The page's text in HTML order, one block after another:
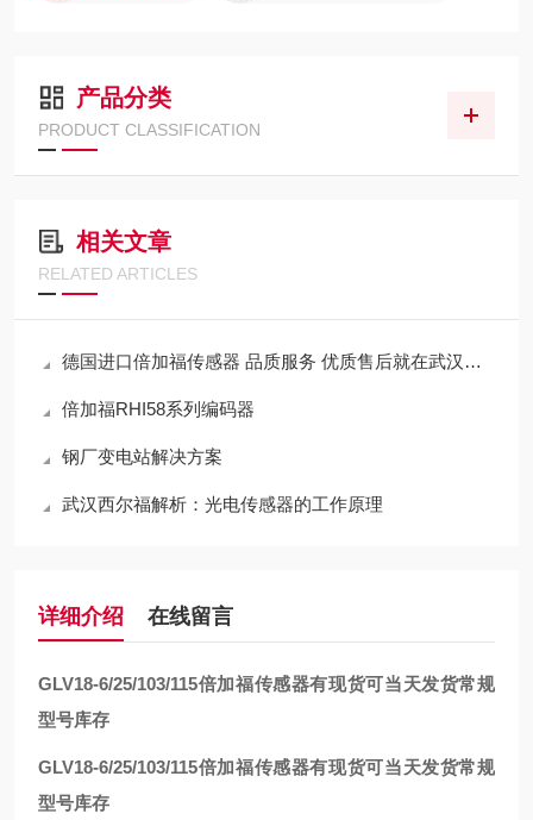
产品分类
PRODUCT CLASSIFICATION
相关文章
RELATED ARTICLES
德国进口倍加福传感器 品质服务 优质售后就在武汉西尔福
倍加福RHI58系列编码器
钢厂变电站解决方案
武汉西尔福解析：光电传感器的工作原理
详细介绍 在线留言
GLV18-6/25/103/115倍加福传感器有现货可当天发货常规
型号库存
GLV18-6/25/103/115倍加福传感器有现货可当天发货常规
型号库存